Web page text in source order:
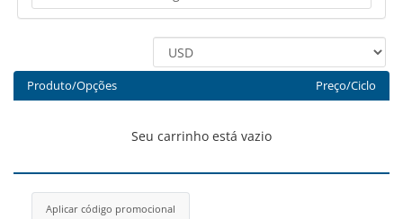
Produto/Opções Preço/Ciclo
Seu carrinho está vazio
Aplicar código promocional